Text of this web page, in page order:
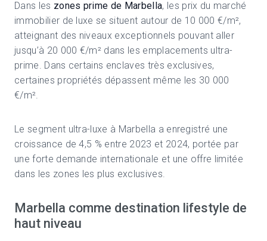
Dans les zones prime de Marbella, les prix du marché
immobilier de luxe se situent autour de 10 000 €/m²,
atteignant des niveaux exceptionnels pouvant aller
jusqu’à 20 000 €/m² dans les emplacements ultra-
prime. Dans certains enclaves très exclusives,
certaines propriétés dépassent même les 30 000
€/m².
Le segment ultra-luxe à Marbella a enregistré une
croissance de 4,5 % entre 2023 et 2024, portée par
une forte demande internationale et une offre limitée
dans les zones les plus exclusives.
Marbella comme destination lifestyle de
haut niveau